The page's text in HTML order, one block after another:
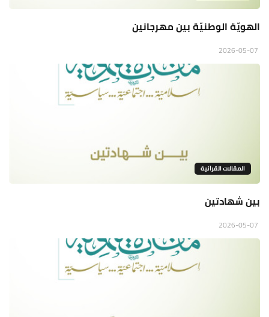
الهويّة الوطنيّة بين مهرجانين
المقالات القراَنية
بين شهادتين